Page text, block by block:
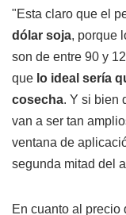
"Esta claro que el
dólar soja, porque
son de entre 90 y
que lo ideal sería
cosecha. Y si bien
van a ser tan
ventana de
segunda mitad del
En cuanto al precio